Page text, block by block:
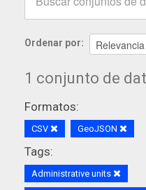
Ordenar por
1 conjunto de
Formatos:
CSV GeoJSON
Tags:
Administrative units